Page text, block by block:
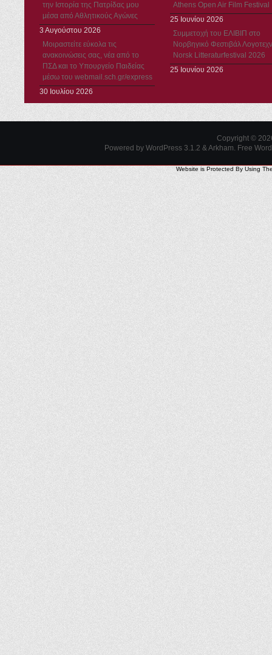
την Ιστορία της Πατρίδας μου
μέσα από Αθλητικούς Αγώνες
3 Αυγούστου 2026
Μοιραστείτε εύκολα τις
ανακοινώσεις σας, νέα από το
ΠΣΔ και το Υπουργείο Παιδείας
μέσω του webmail.sch.gr/express
30 Ιουλίου 2026
Athens Open Air Film Festival
25 Ιουνίου 2026
Συμμετοχή του ΕΛΙΒΙΠ στο
Νορβηγικό Φεστιβάλ
Norsk Litteraturfestival 2026
25 Ιουνίου 2026
Copyright ©
Powered by WordPress 3.1.2 & Arkham. Free
Website is Protected By Using